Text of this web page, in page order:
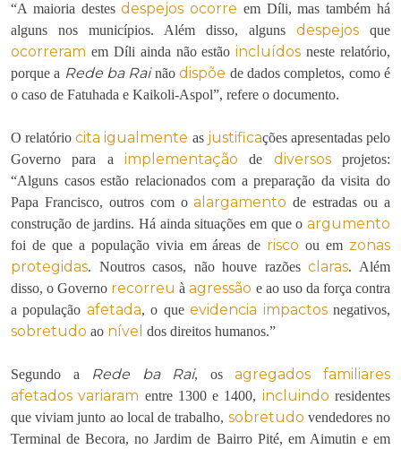
“A maioria destesdespejos ocorre em Díli, mas também há
alguns nos municípios. Além disso, alguns despejos que
ocorreram em Díli ainda não estãoincluídos neste relatório,
porque a Rede ba Rainãodispõe de dados completos, como é
o caso de Fatuhada e Kaikoli-Aspol”, refere o documento.
O relatóriocita igualmente as justificações apresentadas pelo
Governo para a implementação de diversosprojetos:
“Alguns casos estão relacionados com a preparação da visita do
Papa Francisco, outros com oalargamento de estradas ou a
construção de jardins. Há ainda situações em que o argumento
foi de que a população vivia em áreas de risco ou em zonas
protegidas. Noutros casos, não houve razõesclaras. Além
disso, o Governo recorreu àagressão e ao uso da força contra
a população afetada, o queevidencia impactosnegativos,
sobretudo ao nível dos direitos humanos.”
Segundo a Rede ba Rai, osagregados familiares
afetados variaram entre 1300 e 1400, incluindo residentes
que viviam junto ao local de trabalho, sobretudo vendedores no
Terminal de Becora, no Jardim de Bairro Pité, em Aimutin e em